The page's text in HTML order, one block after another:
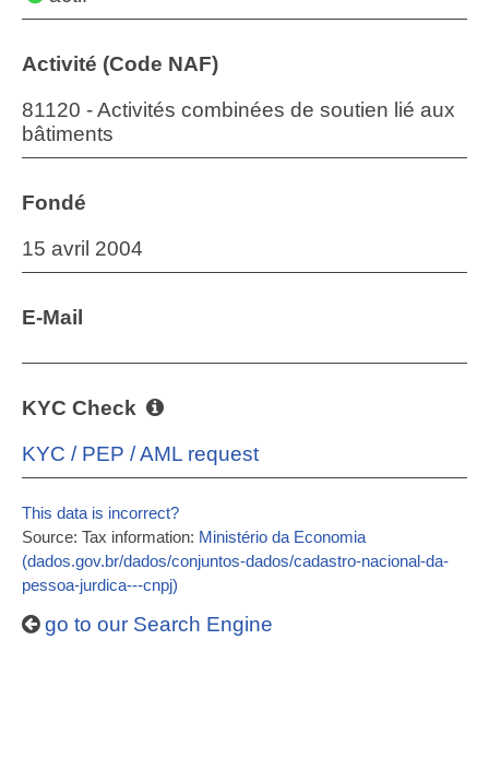
Activité (Code NAF)
81120 - Activités combinées de soutien lié aux
bâtiments
Fondé
15 avril 2004
E-Mail
KYC Check
KYC / PEP / AML request
This data is incorrect?
Source: Tax information: Ministério da Economia
(dados.gov.br/dados/conjuntos-dados/cadastro-nacional-da-
pessoa-jurdica---cnpj)
go to our Search Engine